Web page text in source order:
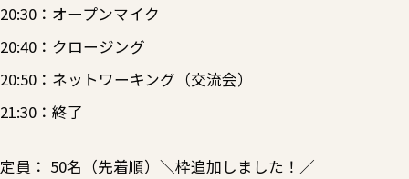
20:30：オープンマイク
20:40：クロージング
20:50：ネットワーキング（交流会）
21:30：終了
定員： 50名（先着順）＼枠追加しました！／